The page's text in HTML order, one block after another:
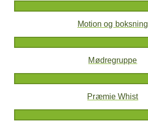
Motion og boksning
Mødregruppe
Præmie Whist